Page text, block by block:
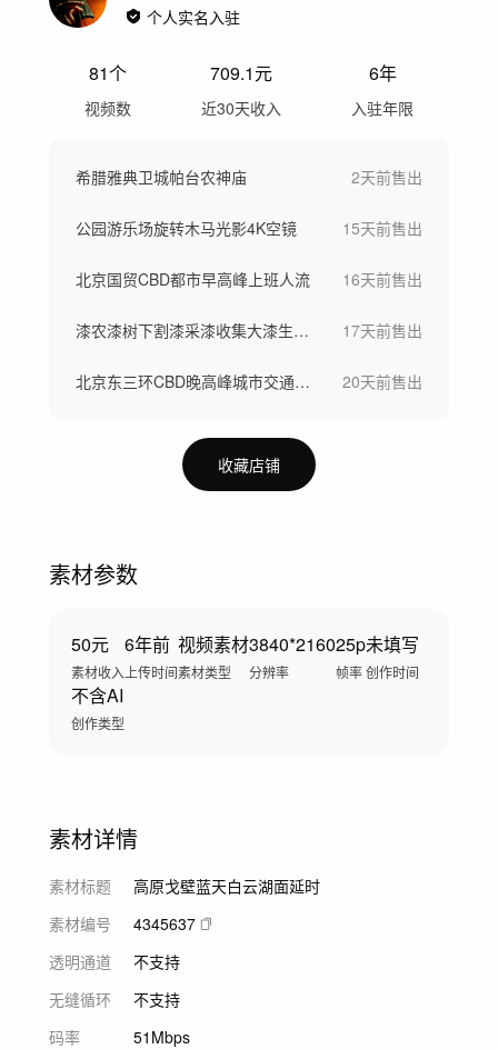
个人实名入驻
81个
视频数
709.1元
近30天收入
6年
入驻年限
希腊雅典卫城帕台农神庙 2天前售出
公园游乐场旋转木马光影4K空镜 15天前售出
北京国贸CBD都市早高峰上班人流 16天前售出
漆农漆树下割漆采漆收集大漆生漆过程 17天前售出
北京东三环CBD晚高峰城市交通堵车 20天前售出
收藏店铺
素材参数
50元
素材收入
6年前
上传时间
视频素材
素材类型
3840*2160
分辨率
25p
帧率
未填写
创作时间
不含AI
创作类型
素材详情
素材标题
高原戈壁蓝天白云湖面延时
素材编号
4345637
透明通道
不支持
无缝循环
不支持
码率
51Mbps